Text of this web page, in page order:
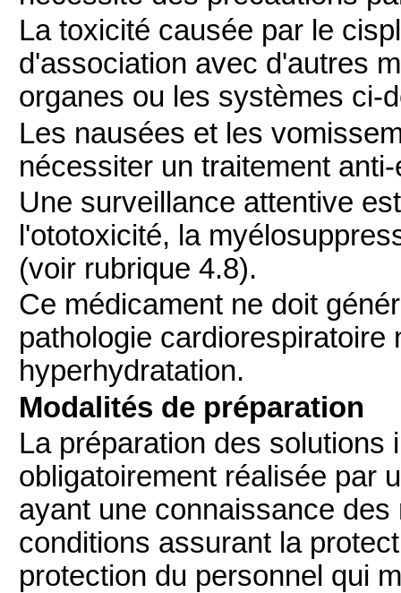
La toxicité causée par le
d'association avec d'autres
organes ou les systèmes ci-
Les nausées et les
nécessiter un traitement
Une surveillance attentive
l'ototoxicité, la
(voir rubrique 4.8).
Ce médicament ne doit
pathologie
hyperhydratation.
Modalités de préparation
La préparation des
obligatoirement réalisée par
ayant une connaissance
conditions assurant la
protection du personnel qui